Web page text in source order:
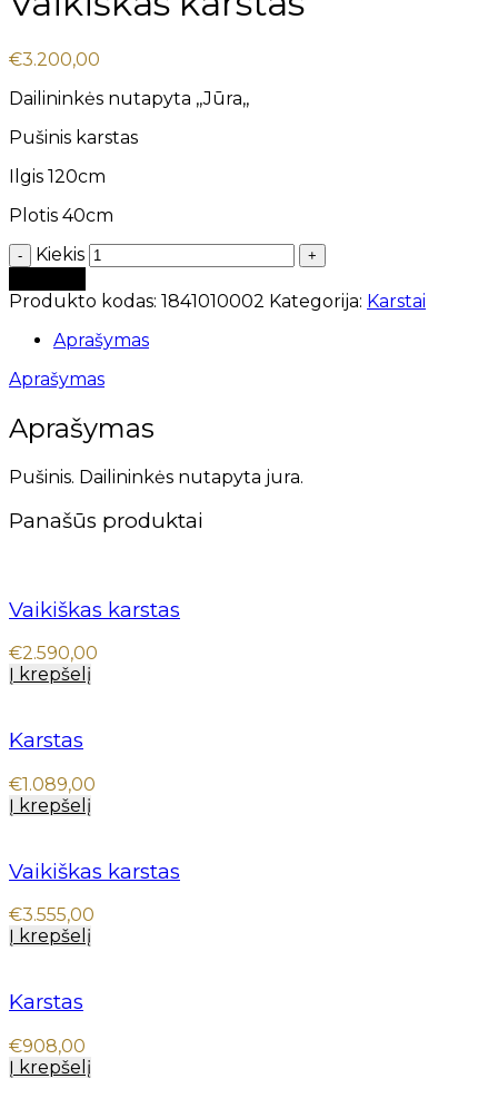
€3.200,00
Dailininkės nutapyta ,,Jūra,,
Pušinis karstas
Ilgis 120cm
Plotis 40cm
Kiekis
Produkto kodas: 1841010002 Kategorija: Karstai
Aprašymas
Aprašymas
Aprašymas
Pušinis. Dailininkės nutapyta jura.
Panašūs produktai
Vaikiškas karstas
€2.590,00
Į krepšelį
Karstas
€1.089,00
Į krepšelį
Vaikiškas karstas
€3.555,00
Į krepšelį
Karstas
€908,00
Į krepšelį